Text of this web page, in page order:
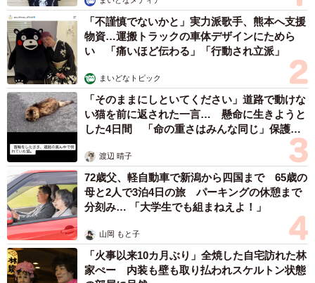
5/6
子どもと被災時の待ち合わせ場所は決めていますか？（提供画像）
また、「子どもと被災時の待ち合わせ場所は決めています
か」という質問に対しては、「香川県」が最も多く8割の人
が設定していることがわかりました。一方で、「北海道」
や「東北地方」では待ち合わせ場所を設定していない家庭
が多くみられました。
「不謹慎でないかと」実力派歌手、熊本へ支援
物資…運搬トラックの車体デザインにためら
い 「痛いほど伝わる」「行動され立派」
まいどなトピック
「そのままにしといてください」道路で動けな
い猫を前に返された一言… 懸命に生きようと
した4日間 「命の重さはみんな同じ」保護団
渡辺 晴子
72歳父、軽自動車で新潟から四国まで 65歳の
母と2人で3泊4日の旅 パーキングの休憩まで
分刻み… 「大学生でも組まねえよ！」
山岡 もと子
「火事以来10カ月ぶり」全焼した自宅訪れた林
家ぺー 内装も壁も取り払われスケルトン状態